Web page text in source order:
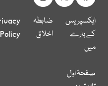
ایکسپریس
کے بارے
میں
ضابطہ
اخلاق
Policy
صفحۂ اول